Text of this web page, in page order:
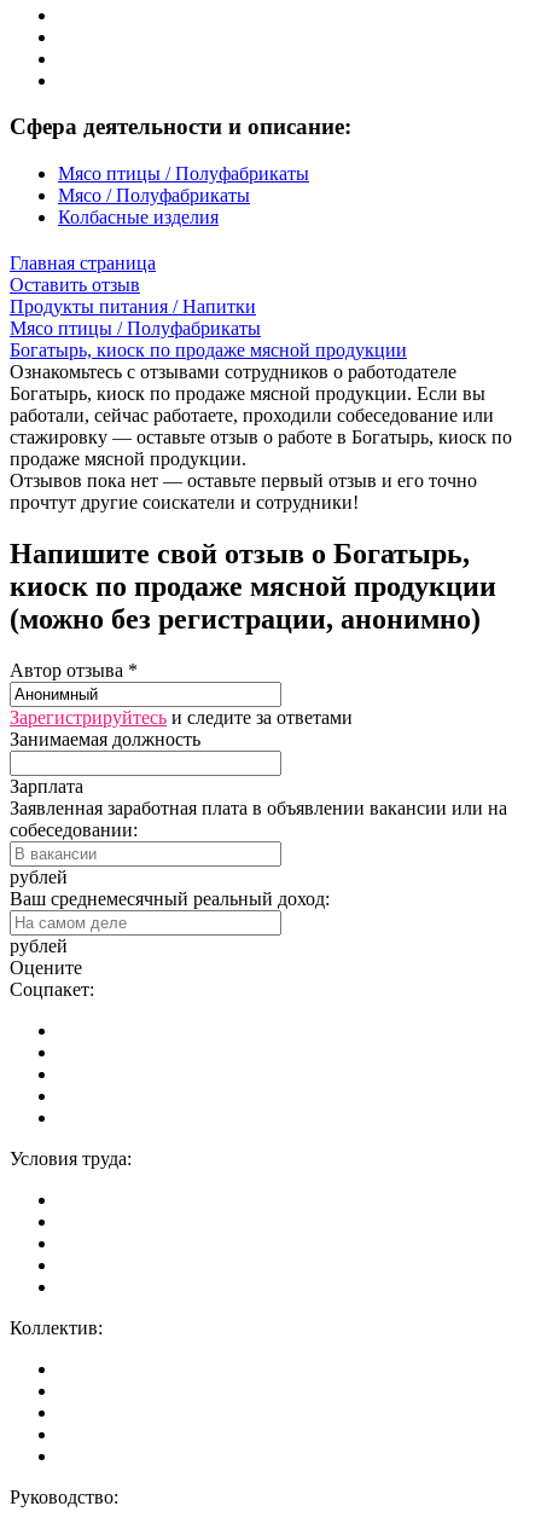
Сфера деятельности и описание:
Мясо птицы / Полуфабрикаты
Мясо / Полуфабрикаты
Колбасные изделия
Главная страница
Оставить отзыв
Продукты питания / Напитки
Мясо птицы / Полуфабрикаты
Богатырь, киоск по продаже мясной продукции
Ознакомьтесь с отзывами сотрудников о работодателе
Богатырь, киоск по продаже мясной продукции. Если вы
работали, сейчас работаете, проходили собеседование или
стажировку — оставьте отзыв о работе в Богатырь, киоск по
продаже мясной продукции.
Отзывов пока нет — оставьте первый отзыв и его точно
прочтут другие соискатели и сотрудники!
Напишите свой отзыв о Богатырь,
киоск по продаже мясной продукции
(можно без регистрации, анонимно)
Автор отзыва *
Зарегистрируйтесь и следите за ответами
Занимаемая должность
Зарплата
Заявленная заработная плата в объявлении вакансии или на
собеседовании:
рублей
Ваш среднемесячный реальный доход:
рублей
Оцените
Соцпакет:
Условия труда:
Коллектив:
Руководство: